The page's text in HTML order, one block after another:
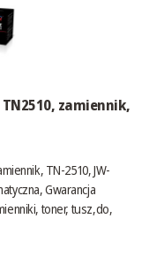
zamiennik,
TN-2510, JW-
Gwarancja
toner, tusz,do,